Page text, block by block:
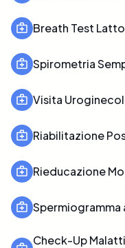
Breath Test
Spirometria
Visita
Riabilitazione
Rieducazione
Spermiogramma
Check-Up